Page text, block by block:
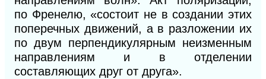
по Френелю, «состоит не в создании этих
поперечных движений, а в разложении их
по двум перпендикулярным неизменным
направлениям и в отделении
составляющих друг от друга».